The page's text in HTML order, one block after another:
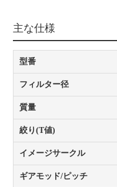
主な仕様
型番
フィルター径
質量
絞り(T値)
イメージサークル
ギアモッド/ピッチ